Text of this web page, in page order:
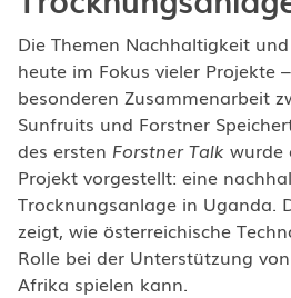
Die Themen Nachhaltigkeit
heute im Fokus vieler Projekte
besonderen Zusammenarbeit
Sunfruits und Forstner
des ersten Forstner Talk wurde
Projekt vorgestellt: eine
Trocknungsanlage in Uganda.
zeigt, wie österreichische
Rolle bei der Unterstützung
Afrika spielen kann.